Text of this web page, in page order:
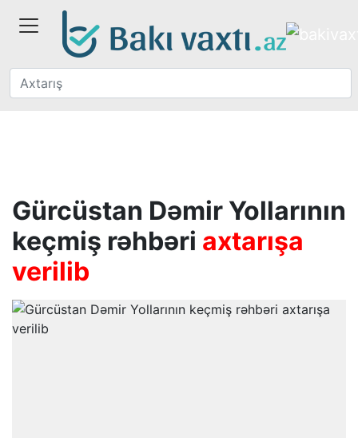
Gürcüstan Dəmir Yollarının
keçmiş rəhbəri axtarışa
verilib